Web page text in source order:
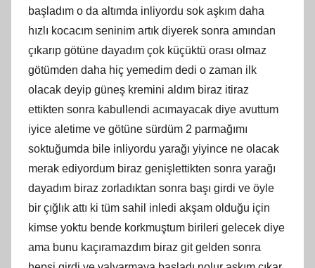
başladım o da altımda inliyordu sok aşkım daha
hızlı kocacım seninim artık diyerek sonra amından
çıkarıp götüne dayadım çok küçüktü orası olmaz
götümden daha hiç yemedim dedi o zaman ilk
olacak deyip güneş kremini aldım biraz itiraz
ettikten sonra kabullendi acımayacak diye avuttum
iyice aletime ve götüne sürdüm 2 parmağımı
soktuğumda bile inliyordu yarağı yiyince ne olacak
merak ediyordum biraz genişlettikten sonra yarağı
dayadım biraz zorladıktan sonra başı girdi ve öyle
bir çığlık attı ki tüm sahil inledi akşam olduğu için
kimse yoktu bende korkmuştum birileri gelecek diye
ama bunu kaçıramazdım biraz git gelden sonra